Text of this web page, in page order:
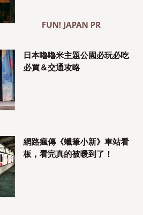
FUN! JAPAN PR
日本嚕嚕米主題公園必玩必吃
必買＆交通攻略
網路瘋傳《蠟筆小新》車站看
板，看完真的被暖到了！